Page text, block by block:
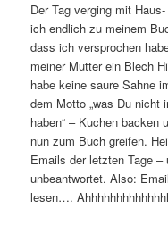
Der Tag verging mit
ich endlich zu meinem
dass ich versprochen
meiner Mutter ein Blech
habe keine saure Sahne
dem Motto „was Du
haben“ – Kuchen
nun zum Buch greifen.
Emails der letzten Tage
unbeantwortet. Also:
lesen….